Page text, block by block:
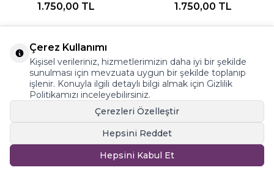
1.750,00 TL 1.750,00 TL
T-SoftE-TicaretSistemleriyle Hazırlanmıştır.
Çerez Kullanımı
Kişisel verileriniz, hizmetlerimizin daha iyi bir şekilde
sunulması için mevzuata uygun bir şekilde toplanıp
işlenir. Konuyla ilgili detaylı bilgi almak için Gizlilik
Politikamızı inceleyebilirsiniz.
Çerezleri Özelleştir
Hepsini Reddet
Hepsini Kabul Et